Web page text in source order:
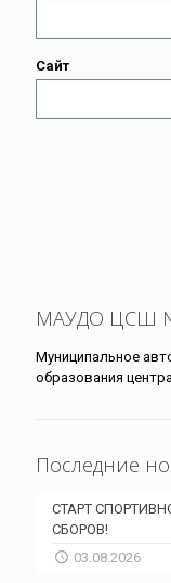
Сайт
МАУДО ЦСШ
Муниципальное
образования
Последние
СТАРТ
СБОРОВ!
03.08.2026